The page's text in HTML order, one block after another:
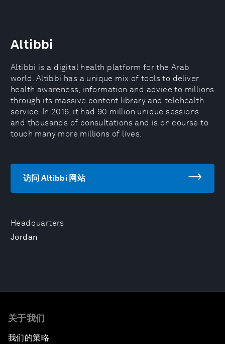
Headquarters
Jordan
Altibbi
Altibbi is a digital health platform for the Arab
world. Altibbi has a unique mix of tools to deliver
health awareness, information and advice to millions
through its massive content library and telehealth
service. In 2016, it had 90 million unique sessions
and thousands of consultations and is on course to
touch many more millions of lives.
访问 Altibbi 网站
关于我们
我们的策略